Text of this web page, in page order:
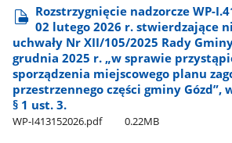
Rozstrzygnięcie nadzorcze WP-
02 lutego 2026 r. stwierdzające
uchwały Nr XII/105/2025 Rady
grudnia 2025 r. „w sprawie
sporządzenia miejscowego planu
przestrzennego części gminy Gózd”,
§ 1 ust. 3.
WP-I413152026.pdf 0.22MB